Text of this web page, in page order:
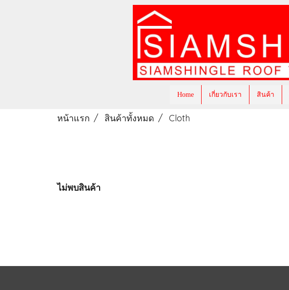
Home เกี่ยวกับเรา สินค้า
หน้าแรก สินค้าทั้งหมด Cloth
ไม่พบสินค้า